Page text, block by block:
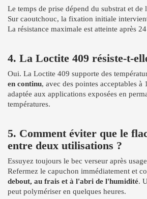
Le temps de prise dépend du substrat et
Sur caoutchouc, la fixation initiale
La résistance maximale est atteinte après
4. La Loctite 409 résiste-t-
Oui. La Loctite 409 supporte des
en continu, avec des pointes acceptables à
adaptée aux applications exposées en
températures.
5. Comment éviter que le
entre deux utilisations ?
Essuyez toujours le bec verseur après
Refermez le capuchon immédiatement et
debout, au frais et à l'abri de l'humidité.
peut polymériser en quelques heures.